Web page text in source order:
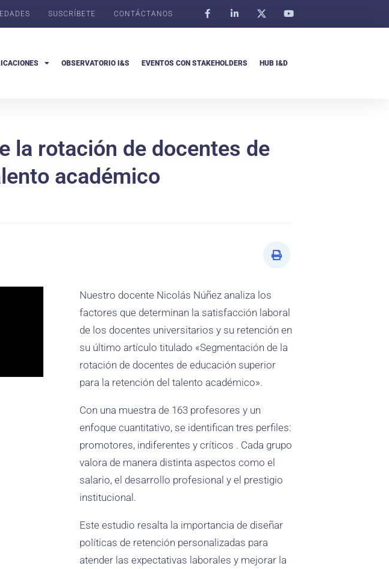
SUSCRÍBETE CONTÁCTANOS
OBSERVATORIO I&S EVENTOS CON STAKEHOLDERS HUB I&D
la rotación de docentes de
académico
Nuestro docente Nicolás Núñez analiza los
factores que determinan la satisfacción laboral
de los docentes universitarios y su retención en
su último artículo titulado «Segmentación de la
rotación de docentes de educación superior
para la retención del talento académico».
Con una muestra de 163 profesores y un
enfoque cuantitativo, se identifican tres perfiles:
promotores, indiferentes y críticos . Cada grupo
valora de manera distinta aspectos como el
salario, el desarrollo profesional y el prestigio
institucional.
Este estudio resalta la importancia de diseñar
políticas de retención personalizadas para
atender las expectativas laborales y mejorar la